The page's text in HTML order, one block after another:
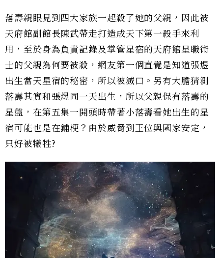
落壽親眼見到四大家族一起殺了她的父親，因此被
天府館副館長陳武帶走打造成天下第一殺手來利
用，至於身為負責記錄及掌管星宿的天府館星職術
士的父親為何要被殺，網友第一個直覺是知道張煜
出生當天星宿的秘密，所以被滅口。另有大膽猜測
落壽其實和張煜同一天出生，所以父親保有落壽的
星盤，在第五集一開頭時帶著小落壽看她出生的星
宿可能也是在鋪梗？由於威脅到王位與國家安定，
只好被犧牲?